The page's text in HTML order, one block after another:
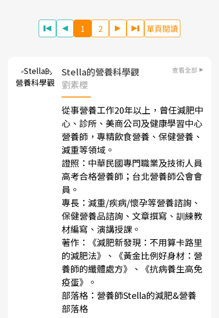
1 2 單頁閱讀
Stella的營養科學觀 查看全部
劉素櫻
從事營養工作20年以上，曾任減肥中
心、診所、美商公司及健康學習中心
營養師，專精飲食營養、保健營養、
減重等領域。
證照：中華民國專門職業及技術人員
高考合格營養師；台北營養師公會會
員。
專長：減重/疾病/懷孕等營養諮詢、
保健營養品諮詢、文章撰寫、訓練教
材編寫、演講授課。
著作：《減肥新發現：不用算卡路里
的減肥法》、《黃金比例好身材：營
養師的纖體處方》、《抗病養生高免
疫蛋》。
部落格： 營養師Stella的減肥&營養
部落格